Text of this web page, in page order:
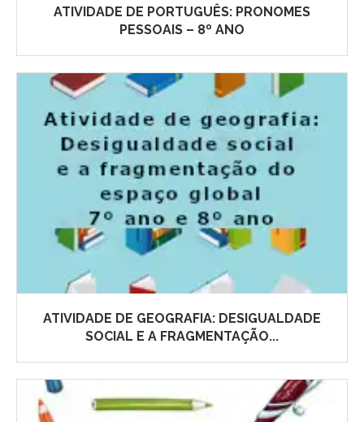
ATIVIDADE DE PORTUGUÊS: PRONOMES
PESSOAIS – 8º ANO
ATIVIDADE DE GEOGRAFIA: DESIGUALDADE
SOCIAL E A FRAGMENTAÇÃO...